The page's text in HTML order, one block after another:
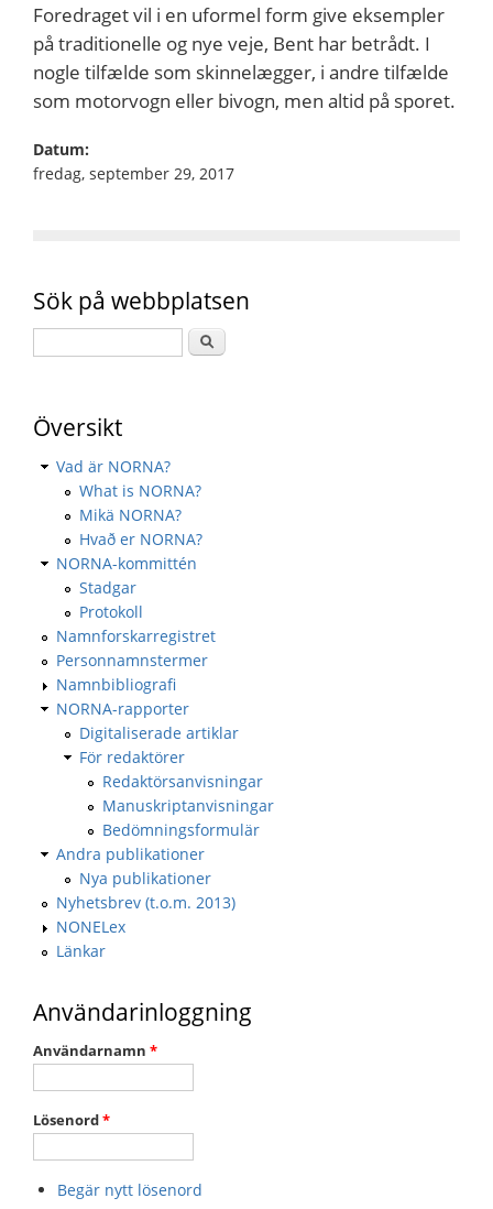
Foredraget vil i en uformel form give eksempler
på traditionelle og nye veje, Bent har betrådt. I
nogle tilfælde som skinnelægger, i andre tilfælde
som motorvogn eller bivogn, men altid på sporet.
Datum:
fredag, september 29, 2017
Sök på webbplatsen
Översikt
Vad är NORNA?
What is NORNA?
Mikä NORNA?
Hvað er NORNA?
NORNA-kommittén
Stadgar
Protokoll
Namnforskarregistret
Personnamnstermer
Namnbibliografi
NORNA-rapporter
Digitaliserade artiklar
För redaktörer
Redaktörsanvisningar
Manuskriptanvisningar
Bedömningsformulär
Andra publikationer
Nya publikationer
Nyhetsbrev (t.o.m. 2013)
NONELex
Länkar
Användarinloggning
Användarnamn *
Lösenord*
Begär nytt lösenord